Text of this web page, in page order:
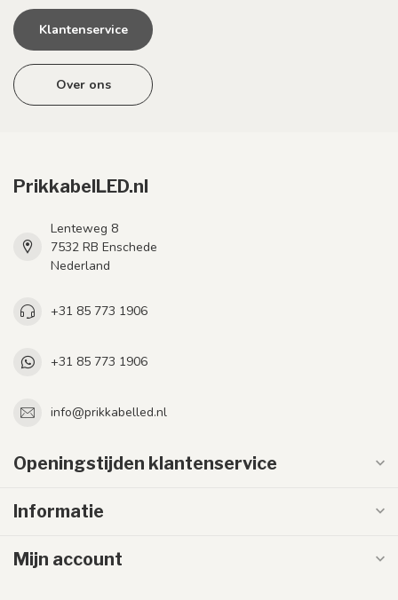
Klantenservice
Over ons
PrikkabelLED.nl
Lenteweg 8
7532 RB Enschede
Nederland
+31 85 773 1906
+31 85 773 1906
info@prikkabelled.nl
Openingstijden klantenservice
Informatie
Mijn account